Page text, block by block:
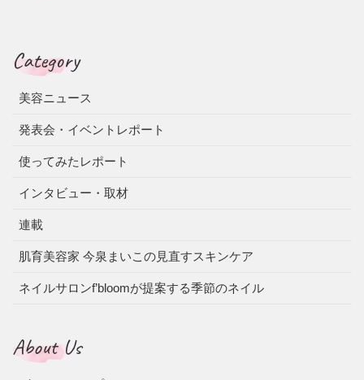
Category
美容ニュース
発表会・イベントレポート
使ってみたレポート
インタビュー・取材
連載
肌育美容家 今泉まいこの見直すスキンケア
ネイルサロンf’bloomが提案する季節のネイル
About Us